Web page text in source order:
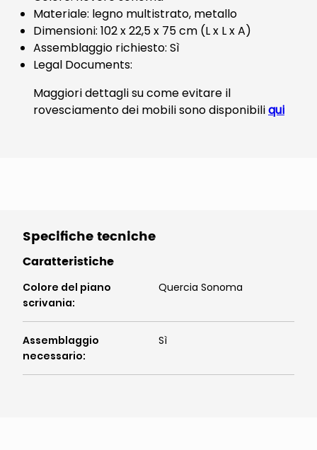
Materiale: legno multistrato, metallo
Dimensioni: 102 x 22,5 x 75 cm (L x L x A)
Assemblaggio richiesto: Sì
Legal Documents:
Maggiori dettagli su come evitare il
rovesciamento dei mobili sono disponibiliqui
Specifiche tecniche
Caratteristiche
Colore del piano
scrivania:
Quercia Sonoma
Assemblaggio
necessario:
Sì